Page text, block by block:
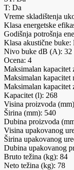
T: Da
Vreme skladištenja
Klasa energetske
Godišnja potrošnja
Klasa akustične buke:
Nivo buke dB (A): 32
Ocena: 4
Maksimalan kapacitet
Maksimalan kapacitet
Maksimalan kapacitet
Kapacitet (l): 268
Visina proizvoda
Širina (mm): 540
Dubina proizvoda
Visina upakovanog
Širina upakovanog
Dubina upakovanog
Bruto težina (kg): 84
Neto težina (kg): 78